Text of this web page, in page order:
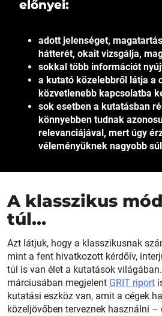
előnyei:
adott jelenséget,
hátterét, okait vizsgálja,
sokkal több információt
a kutató közelebbről látja a
közvetlenebb kapcsolatba
sok esetben a kutatásban
könnyebben tudnak
relevanciájával, mert úgy
véleményüknek nagyobb
A klasszikus
túl…
Azt látjuk, hogy a klasszikusnak
mint a fent hivatkozott kérdőív,
túl is van élet a kutatások
márciusában megjelent GRIT riport
kutatási eszköz van, amit a cégek
közeljövőben terveznek használni –